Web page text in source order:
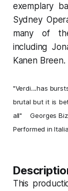
exemplary
Sydney
many of
including
Kanen Breen.
"Verdi...has
brutal but it is
all"
Georges
Performed in
This